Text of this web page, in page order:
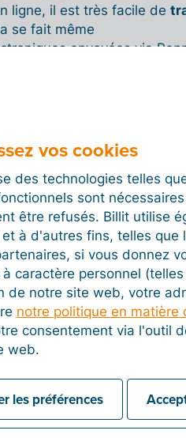
ligne, il est très facile de
se fait même
envoyées via
rapide de Billit. Rien ne
leur
catastrophe
reçu dès sa réception
grâce à
l'application
scannez de cette façon
de Billit. Vous n'avez
vos cookies
des technologies telles
sont
être refusés. Billit utilise
à d'autres fins, telles que
si vous donnez
caractère personnel
de notre site web, votre
notre politique en matière
consentement via l'outil
web.
les préférences